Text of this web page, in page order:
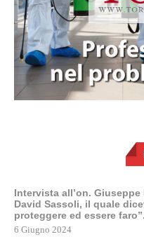
Intervista all’on.
David Sassoli, il quale
proteggere ed essere faro”.
6 Giugno 2024